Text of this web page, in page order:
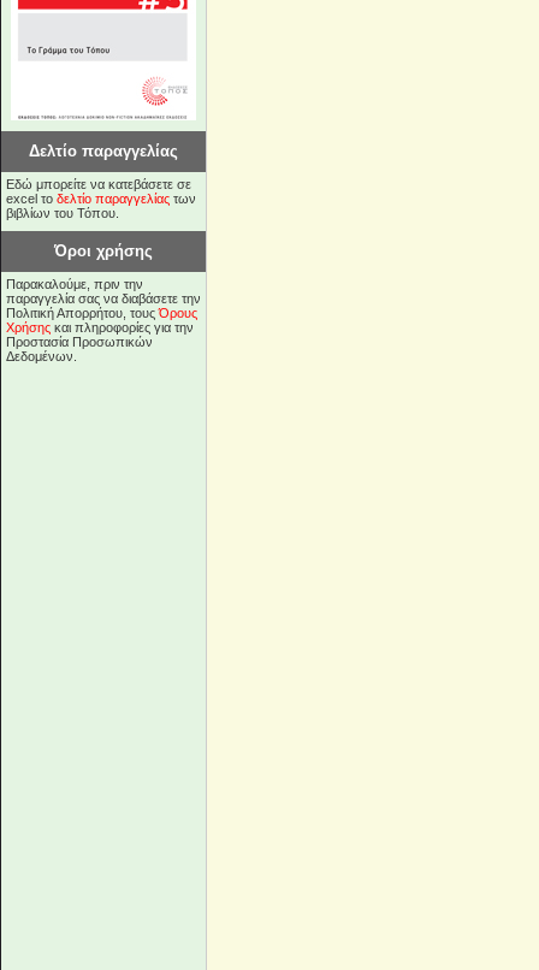
Δελτίο παραγγελίας
Εδώ μπορείτε να κατεβάσετε σε
excel το δελτίο παραγγελίας των
βιβλίων του Τόπου.
Όροι χρήσης
Παρακαλούμε, πριν την
παραγγελία σας να διαβάσετε την
Πολιτική Απορρήτου, τουςΌρους
Χρήσης και πληροφορίες για την
Προστασία Προσωπικών
Δεδομένων.